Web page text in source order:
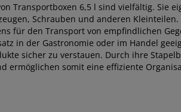
Transportboxen 6,5 l sind vielfältig. Sie
Schrauben und anderen
für den Transport von empfindlichen
in der Gastronomie oder im Handel
sicher zu verstauen. Durch ihre
ermöglichen somit eine effiziente